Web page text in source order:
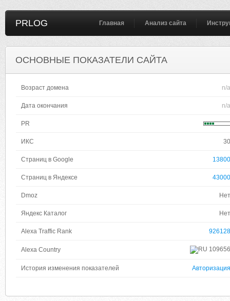
PRLOG Главная Анализ сайта
ОСНОВНЫЕ ПОКАЗАТЕЛИ САЙТА
Возраст домена n/a
Дата окончания n/a
PR
ИКС 30
Страниц в Google 13800
Страниц в Яндексе 43000
Dmoz Нет
Яндекс Каталог Нет
Alexa Traffic Rank 926128
Alexa Country 109656
История изменения показателей Авторизация